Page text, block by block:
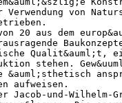
von
20 aus dem
Qualit&auml;t,
stehen.
&auml;sthetisch
aufweisen.
Jacob-und-